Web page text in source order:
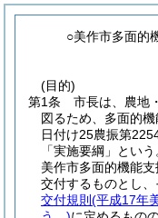
○美作市多面的
(目的)
第1条
市長は、農地
図るため、多面的
日付け25農振第
「実施要綱」とい
美作市多面的機能
交付するものとし、
交付規則 (平成17年